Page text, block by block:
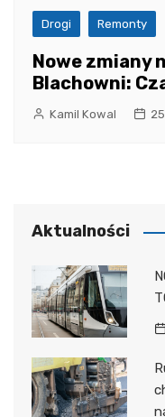
Drogi Remonty
Nowe zmiany
Blachowni:
Kamil Kowal
Aktualności